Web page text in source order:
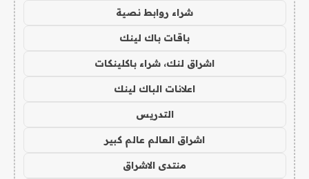
شراء روابط نصية
باقات باك لينك
اشراق لنك، شراء باكلينكات
اعلانات الباك لينك
التدريس
اشراق العالم عالم كبير
منتدى الاشراق